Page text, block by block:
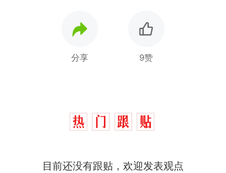
分享 9赞
目前还没有跟贴，欢迎发表观点
全部作废，公平么？
新
全球唯一没有法定首都的国
线一圈，还曾两次到中国寻根
的抢着买